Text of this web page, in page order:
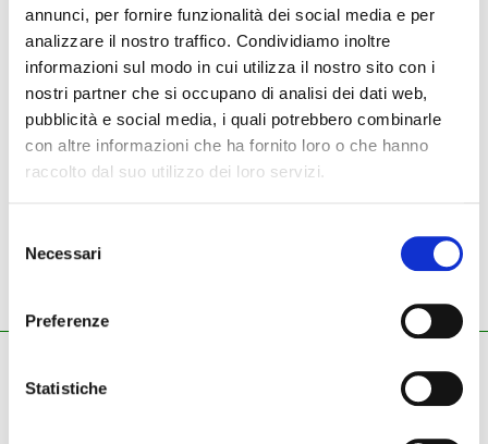
annunci, per fornire funzionalità dei social media e per
analizzare il nostro traffico. Condividiamo inoltre
informazioni sul modo in cui utilizza il nostro sito con i
nostri partner che si occupano di analisi dei dati web,
pubblicità e social media, i quali potrebbero combinarle
con altre informazioni che ha fornito loro o che hanno
raccolto dal suo utilizzo dei loro servizi.
delNecessari
Preferenze
Statistiche
NUOVO USATO
Strumenti nuovi Stefy line borsa per timpano
Stefy line - borsa per
timpano
Pianoforti - Strumenti musicali